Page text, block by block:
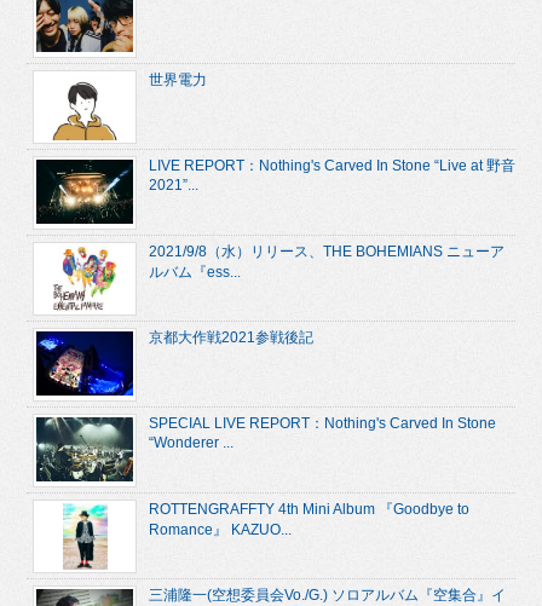
世界電力
LIVE REPORT：Nothing's Carved In Stone “Live at 野音
2021”...
2021/9/8（水）リリース、THE BOHEMIANS ニューア
ルバム『ess...
京都大作戦2021参戦後記
SPECIAL LIVE REPORT：Nothing's Carved In Stone
“Wonderer ...
ROTTENGRAFFTY 4th Mini Album 『Goodbye to
Romance』 KAZUO...
三浦隆一(空想委員会Vo./G.) ソロアルバム『空集合』イ